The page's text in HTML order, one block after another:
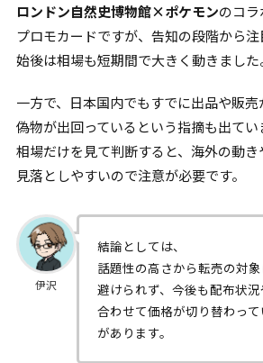
ロンドン自然史博物館×ポケモンのコ
プロモカードですが、告知の段階から
始後は相場も短期間で大きく動きました
一方で、日本国内でもすでに出品や販売
偽物が出回っているという指摘も出てい
相場だけを見て判断すると、海外の動
見落としやすいので注意が必要です。
伊沢
結論としては、
話題性の高さから転売の対
避けられず、今後も配布状
合わせて価格が切り替わっ
があります。